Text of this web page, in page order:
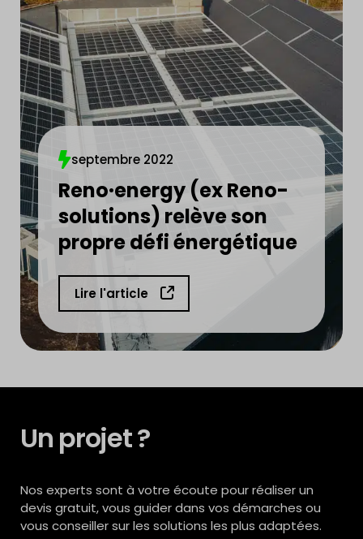
septembre 2022
Reno·energy (ex Reno-
solutions) relève son
propre défi énergétique
Lire l'article
Un projet ?
Nos experts sont à votre écoute pour réaliser un
devis gratuit, vous guider dans vos démarches ou
vous conseiller sur les solutions les plus adaptées.